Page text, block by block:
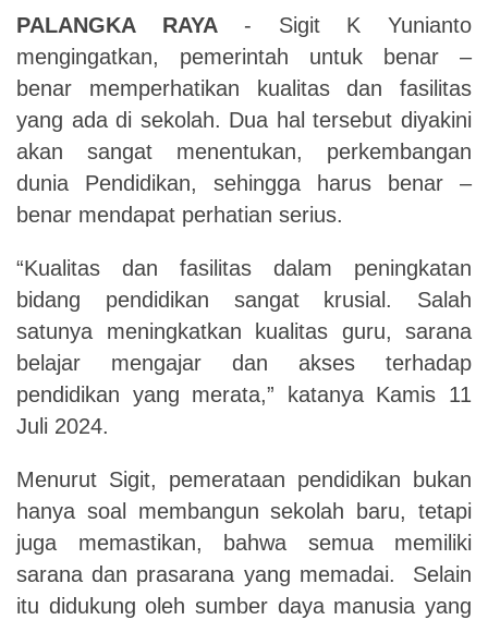
PALANGKA RAYA- Sigit K Yunianto
mengingatkan, pemerintah untuk benar –
benar memperhatikan kualitas dan fasilitas
yang ada di sekolah. Dua hal tersebut diyakini
akan sangat menentukan, perkembangan
dunia Pendidikan, sehingga harus benar –
benar mendapat perhatian serius.
“Kualitas dan fasilitas dalam peningkatan
bidang pendidikan sangat krusial. Salah
satunya meningkatkan kualitas guru, sarana
belajar mengajar dan akses terhadap
pendidikan yang merata,” katanya Kamis 11
Juli 2024.
Menurut Sigit, pemerataan pendidikan bukan
hanya soal membangun sekolah baru, tetapi
juga memastikan, bahwa semua memiliki
sarana dan prasarana yang memadai. Selain
itu didukung oleh sumber daya manusia yang